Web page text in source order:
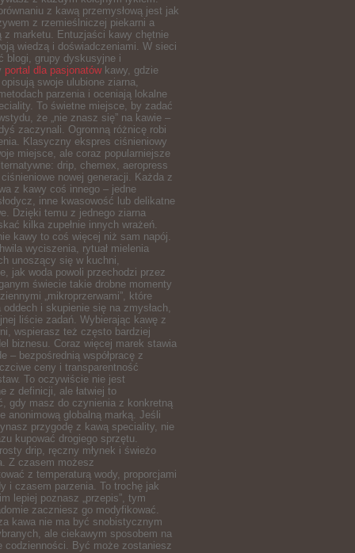
z kawą przemysłową jest jak
z rzemieślniczej piekarni a
z marketu. Entuzjaści kawy chętnie
wiedzą i doświadczeniami. W sieci
blogi, grupy dyskusyjne i
portal dla pasjonatówkawy, gdzie
swoje ulubione ziarna,
parzenia i oceniają lokalne
To świetne miejsce, by zadać
że „nie znasz się” na kawie –
zaczynali. Ogromną różnicę robi
Klasyczny ekspres ciśnieniowy
miejsce, ale coraz popularniejsze
drip, chemex, aeropress
nowej generacji. Każda z
z kawy coś innego – jedne
inne kwasowość lub delikatne
Dzięki temu z jednego ziarna
kilka zupełnie innych wrażeń.
kawy to coś więcej niż sam napój.
wyciszenia, rytuał mielenia
unoszący się w kuchni,
jak woda powoli przechodzi przez
świecie takie drobne momenty
„mikroprzerwami”, które
oddech i skupienie się na zmysłach,
liście zadań. Wybierając kawę z
wspierasz też często bardziej
biznesu. Coraz więcej marek stawia
– bezpośrednią współpracę z
ceny i transparentność
To oczywiście nie jest
z definicji, ale łatwiej to
gdy masz do czynienia z konkretną
anonimową globalną marką. Jeśli
przygodę z kawą speciality, nie
kupować drogiego sprzętu.
drip, ręczny młynek i świeżo
Z czasem możesz
z temperaturą wody, proporcjami
i czasem parzenia. To trochę jak
lepiej poznasz „przepis”, tym
zaczniesz go modyfikować.
kawa nie ma być snobistycznym
ale ciekawym sposobem na
codzienności. Być może zostaniesz